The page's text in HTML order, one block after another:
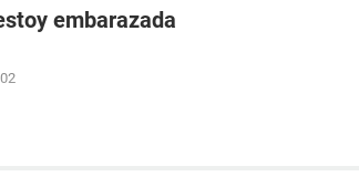
embarazada